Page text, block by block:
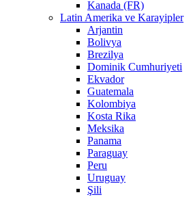
Kanada (FR)
Latin Amerika ve Karayipler
Arjantin
Bolivya
Brezilya
Dominik Cumhuriyeti
Ekvador
Guatemala
Kolombiya
Kosta Rika
Meksika
Panama
Paraguay
Peru
Uruguay
Şili